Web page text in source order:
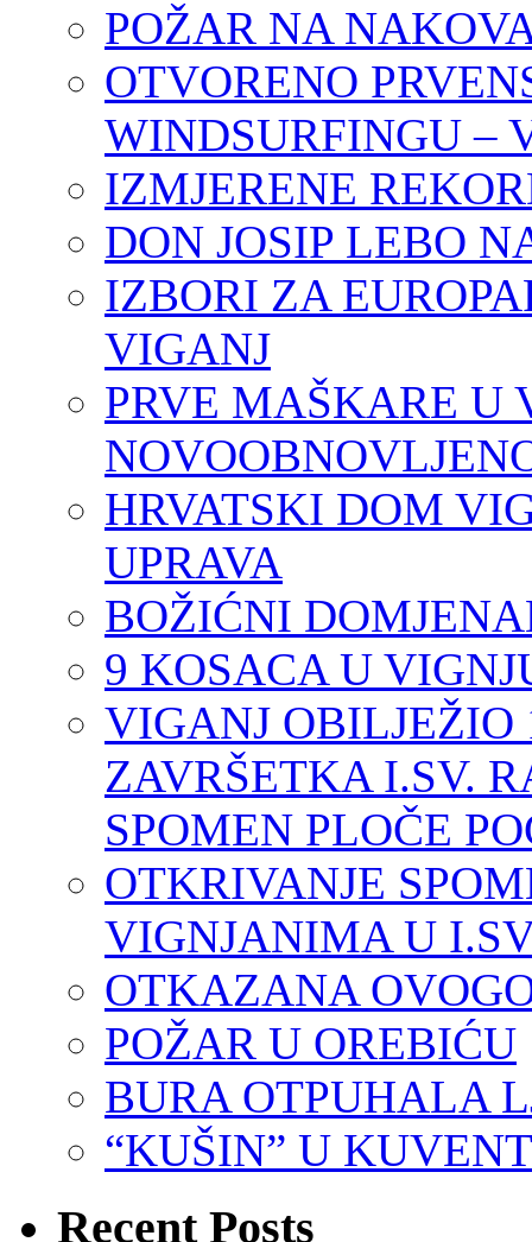
POŽAR NA
OTVORENO
WINDSURFINGU –
IZMJERENE
DON JOSIP LEBO
IZBORI ZA
VIGANJ
PRVE MAŠKARE U
HRVATSKI DOM
UPRAVA
BOŽIĆNI
9 KOSACA U
VIGANJ OBILJEŽIO
ZAVRŠETKA I.SV.
SPOMEN PLOČE
OTKRIVANJE
VIGNJANIMA U
OTKAZANA
POŽAR U OREBIĆU
BURA OTPUHALA
“KUŠIN” U
Recent Posts